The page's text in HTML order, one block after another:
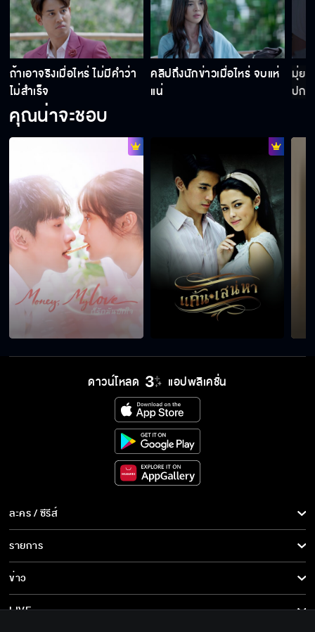
ถ้าเอาจริงเมื่อไหร่ ไม่มีคำว่า
ไม่สำเร็จ
คลิปถึงนักข่าวเมื่อไหร่ จบแห่
แน่
มุ่ย
ปกป้
คุณน่าจะชอบ
ดาวน์โหลด แอปพลิเคชั่น
ละคร / ซีรีส์
ละคร/ซีรีส์
ซีรีส์นานาชาติ
การ์ตูน & เกม
รายการ
รายการทั้งหมด
ข่าว
ข่าวทั้งหมด
LIVE